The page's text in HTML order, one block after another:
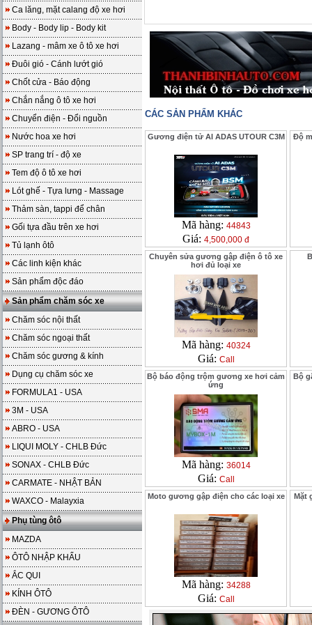
Ca lăng, mặt calang độ xe hơi
Body - Body lip - Body kit
Lazang - mâm xe ô tô xe hơi
Đuôi gió - Cánh lướt gió
Chốt cửa - Báo động
Chắn nắng ô tô xe hơi
Chuyển điện - Đổi nguồn
Nước hoa xe hơi
SP trang trí - độ xe
Tem độ ô tô xe hơi
Lót ghế - Tựa lưng - Massage
Thảm sàn, tappi để chân
Gối tựa đầu trên xe hơi
Tủ lạnh ôtô
Các linh kiện khác
Sản phẩm độc đáo
Sản phẩm chăm sóc xe
Chăm sóc nội thất
Chăm sóc ngoại thất
Chăm sóc gương & kính
Dụng cụ chăm sóc xe
FORMULA1 - USA
3M - USA
ABRO - USA
LIQUI MOLY - CHLB Đức
SONAX - CHLB Đức
CARMATE - NHẬT BẢN
WAXCO - Malayxia
Phụ tùng ôtô
MAZDA
ÔTÔ NHẬP KHẨU
ẮC QUI
KÍNH ÔTÔ
ĐÈN - GƯƠNG ÔTÔ
CÁC SẢN PHẨM KHÁC
Gương điện tử AI ADAS UTOUR C3M
Mã hàng: 44843
Giá: 4,500,000 đ
Độ
Chuyên sửa gương gập điện ô tô xe
hơi đủ loại xe
Mã hàng: 40324
Giá: Call
Bộ báo động trộm gương xe hơi cảm
ứng
Mã hàng: 36014
Giá: Call
Bộ
Moto gương gập điện cho các loại xe
Mã hàng: 34288
Giá: Call
Mặt